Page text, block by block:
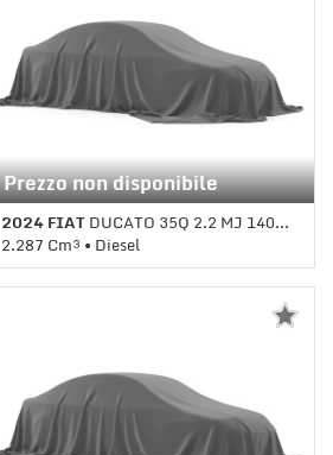
Prezzo non disponibile
2024 FIATDUCATO 35Q 2.2 MJ 140CV PM-TM
2.287 Cm³ • Diesel
1 Km • Cambio Manuale • Bianco